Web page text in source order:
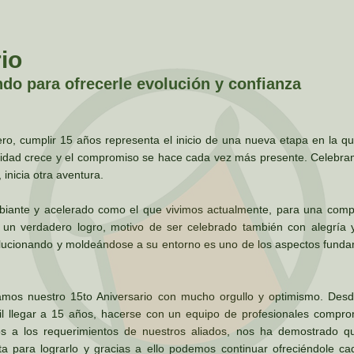
para ofrecerle evolución y confianza
cumplir 15 años representa el inicio de una nueva etapa en la
crece y el compromiso se hace cada vez más presente.
otra aventura.
y acelerado como el que vivimos actualmente, para una
verdadero logro, motivo de ser celebrado también con alegría
y moldeándose a su entorno es uno de los aspectos
nuestro 15to Aniversario con mucho orgullo y optimismo.
a 15 años, hacerse con un equipo de profesionales
a los requerimientos de nuestros aliados, nos ha demostrado
para lograrlo y gracias a ello podemos continuar ofreciéndole